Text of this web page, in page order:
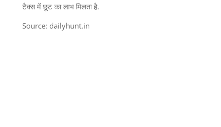
टैक्स में छूट का लाभ मिलता है.
Source: dailyhunt.in